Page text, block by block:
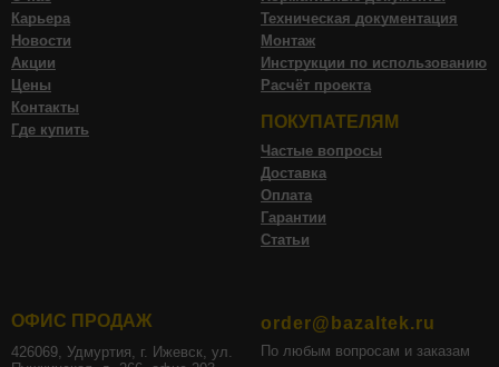
Карьера
Новости
Акции
Цены
Контакты
Где купить
Техническая документация
Монтаж
Инструкции по использованию
Расчёт проекта
ПОКУПАТЕЛЯМ
Частые вопросы
Доставка
Оплата
Гарантии
Статьи
ОФИС ПРОДАЖ
426069, Удмуртия, г. Ижевск, ул.
order@bazaltek.ru
По любым вопросам и заказам